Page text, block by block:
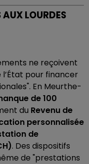
LOURDES
ne reçoivent
pour financer
En Meurthe-
de 100
du Revenu de
personnalisée
de
. Des dispositifs
de "prestations